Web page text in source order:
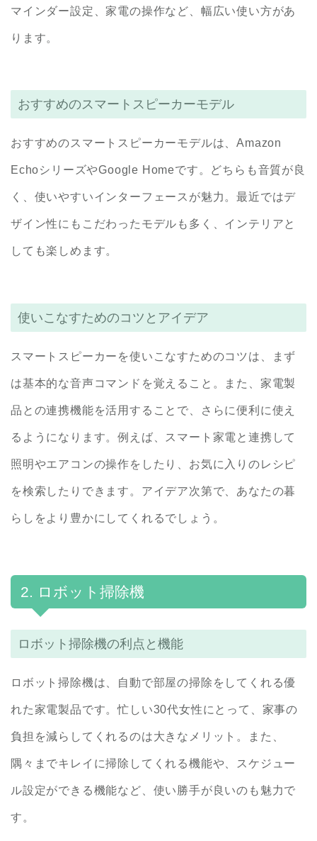
マインダー設定、家電の操作など、幅広い使い方があ
ります。
おすすめのスマートスピーカーモデル
おすすめのスマートスピーカーモデルは、Amazon
EchoシリーズやGoogle Homeです。どちらも音質が良
く、使いやすいインターフェースが魅力。最近ではデ
ザイン性にもこだわったモデルも多く、インテリアと
しても楽しめます。
使いこなすためのコツとアイデア
スマートスピーカーを使いこなすためのコツは、まず
は基本的な音声コマンドを覚えること。また、家電製
品との連携機能を活用することで、さらに便利に使え
るようになります。例えば、スマート家電と連携して
照明やエアコンの操作をしたり、お気に入りのレシピ
を検索したりできます。アイデア次第で、あなたの暮
らしをより豊かにしてくれるでしょう。
2. ロボット掃除機
ロボット掃除機の利点と機能
ロボット掃除機は、自動で部屋の掃除をしてくれる優
れた家電製品です。忙しい30代女性にとって、家事の
負担を減らしてくれるのは大きなメリット。また、
隅々までキレイに掃除してくれる機能や、スケジュー
ル設定ができる機能など、使い勝手が良いのも魅力で
す。